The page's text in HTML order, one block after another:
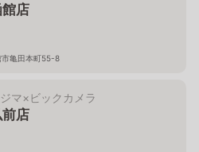
館店
市亀田本町55-8
マ×ビックカメラ
店